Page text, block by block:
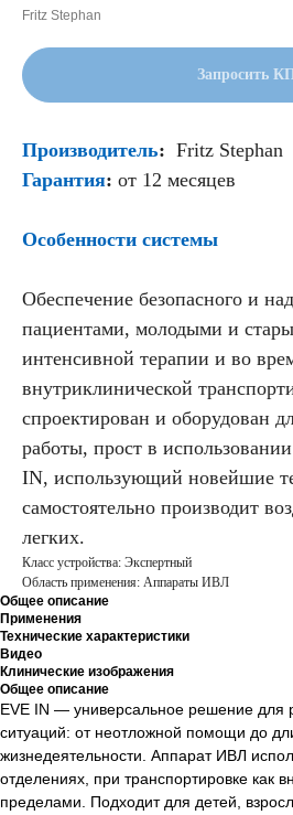
Fritz Stephan
Запросить
Производитель: Fritz Stephan
Гарантия: от 12 месяцев
Особенности системы
Обеспечение безопасного и
пациентами, молодыми и
интенсивной терапии и во
внутриклинической
спроектирован и оборудован
работы, прост в
IN, использующий новейшие
самостоятельно производит
легких.
Класс устройства: Экспертный
Область применения: Аппараты ИВЛ
Общее описание
Применения
Технические характеристики
Видео
Клинические изображения
Общее описание
EVE IN — универсальное решение для
ситуаций: от неотложной помощи до
жизнедеятельности. Аппарат ИВЛ
отделениях, при транспортировке как
пределами. Подходит для детей,